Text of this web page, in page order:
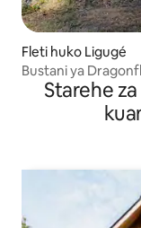
Fleti huko Ligugé
Bustani ya
Starehe